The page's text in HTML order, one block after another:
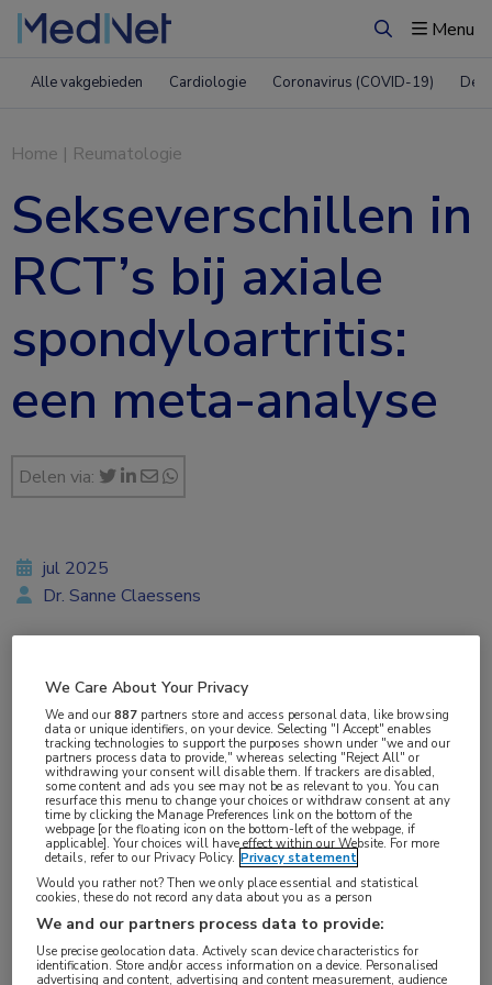
ZoekenMenu
Alle vakgebieden Cardiologie Coronavirus (COVID-19)
Home | Reumatologie
Sekseverschillen in
RCT’s bij axiale
spondyloartritis:
een meta-analyse
Delen via:
Vrouwelijke patiënten met axiale spondyloartritis
jul 2025
Dr. Sanne Claessens
Vakgebieden:
Reumatologie
Aandachtsgebieden:
Spondyloartritis
Tags:
axSpA,bimekizumab,certolizumab,etanercept,ixekizumab
secukinumab,TNF-remmer
We Care About Your Privacy
We and our887 partners store and access personal data, like browsing
data or unique identifiers, on your device. Selecting "I Accept" enables
tracking technologies to support the purposes shown under "we and our
partners process data to provide," whereas selecting "Reject All" or
withdrawing your consent will disable them. If trackers are disabled,
some content and ads you see may not be as relevant to you. You can
resurface this menu to change your choices or withdraw consent at any
time by clicking the Manage Preferences link on the bottom of the
webpage [or the floating icon on the bottom-left of the webpage, if
applicable]. Your choices will have effect within our Website. For more
details, refer to our Privacy Policy. Privacy statement
Would you rather not? Then we only place essential and statistical
cookies, these do not record any data about you as a person
We and our partners process data to provide:
Use precise geolocation data. Actively scan device characteristics for
identification. Store and/or access information on a device. Personalised
advertising and content, advertising and content measurement, audience